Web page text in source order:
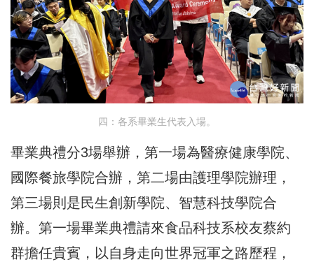
四：各系畢業生代表入場。
畢業典禮分3場舉辦，第一場為醫療健康學院、
國際餐旅學院合辦，第二場由護理學院辦理，
第三場則是民生創新學院、智慧科技學院合
辦。第一場畢業典禮請來食品科技系校友蔡約
群擔任貴賓，以自身走向世界冠軍之路歷程，